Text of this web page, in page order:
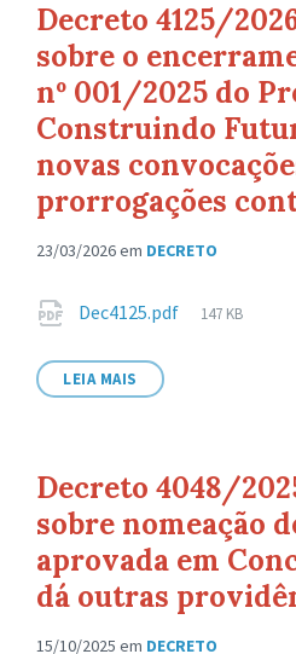
Decreto 4125/
sobre o
nº 001/2025 do
Construindo
novas
prorrogações
23/03/2026em DECRETO
Anexos
Dec4125.pdf
Tamanho
147 KB
LEIA MAIS
Decreto 4048/
sobre nomeação
aprovada em
dá outras
15/10/2025 em DECRETO